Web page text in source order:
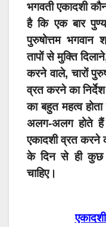
भगवती एकादशी
है कि एक बार
पुरुषोत्तम भगवान
तापों से मुक्ति
करने वाले, चारों
व्रत करने का
का बहुत महत्व
अलग-अलग होते
एकादशी व्रत करने
के दिन से ही कुछ
चाहिए।